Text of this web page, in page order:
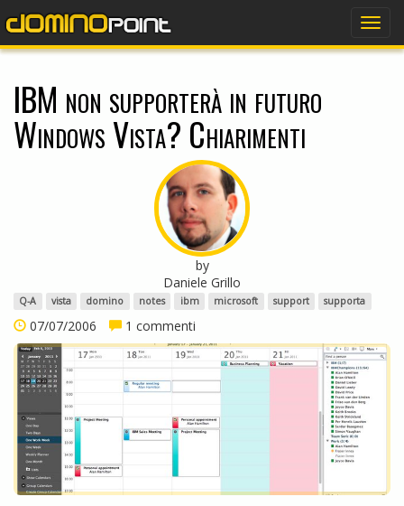
IBM non supporterà in futuro
Windows Vista? Chiarimenti
by
Daniele Grillo
Q-A vista domino notes ibm microsoft support supporta
07/07/2006 1 commenti